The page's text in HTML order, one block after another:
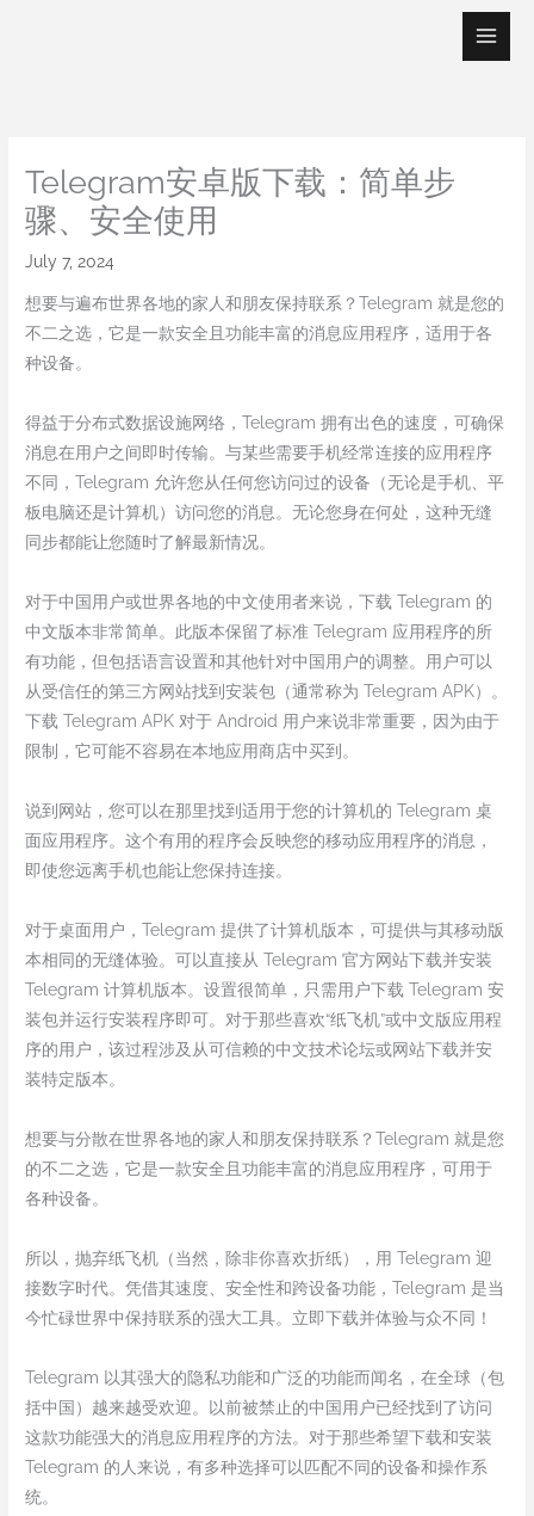
Telegram安卓版下载：简单步
骤、安全使用
July 7, 2024
想要与遍布世界各地的家人和朋友保持联系？Telegram 就是您的
不二之选，它是一款安全且功能丰富的消息应用程序，适用于各
种设备。
得益于分布式数据设施网络，Telegram 拥有出色的速度，可确保
消息在用户之间即时传输。与某些需要手机经常连接的应用程序
不同，Telegram 允许您从任何您访问过的设备（无论是手机、平
板电脑还是计算机）访问您的消息。无论您身在何处，这种无缝
同步都能让您随时了解最新情况。
对于中国用户或世界各地的中文使用者来说，下载 Telegram 的
中文版本非常简单。此版本保留了标准 Telegram 应用程序的所
有功能，但包括语言设置和其他针对中国用户的调整。用户可以
从受信任的第三方网站找到安装包（通常称为 Telegram APK）。
下载 Telegram APK 对于 Android 用户来说非常重要，因为由于
限制，它可能不容易在本地应用商店中买到。
说到网站，您可以在那里找到适用于您的计算机的 Telegram 桌
面应用程序。这个有用的程序会反映您的移动应用程序的消息，
即使您远离手机也能让您保持连接。
对于桌面用户，Telegram 提供了计算机版本，可提供与其移动版
本相同的无缝体验。可以直接从 Telegram 官方网站下载并安装
Telegram 计算机版本。设置很简单，只需用户下载 Telegram 安
装包并运行安装程序即可。对于那些喜欢“纸飞机”或中文版应用程
序的用户，该过程涉及从可信赖的中文技术论坛或网站下载并安
装特定版本。
想要与分散在世界各地的家人和朋友保持联系？Telegram 就是您
的不二之选，它是一款安全且功能丰富的消息应用程序，可用于
各种设备。
所以，抛弃纸飞机（当然，除非你喜欢折纸），用 Telegram 迎
接数字时代。凭借其速度、安全性和跨设备功能，Telegram 是当
今忙碌世界中保持联系的强大工具。立即下载并体验与众不同！
Telegram 以其强大的隐私功能和广泛的功能而闻名，在全球（包
括中国）越来越受欢迎。以前被禁止的中国用户已经找到了访问
这款功能强大的消息应用程序的方法。对于那些希望下载和安装
Telegram 的人来说，有多种选择可以匹配不同的设备和操作系
统。